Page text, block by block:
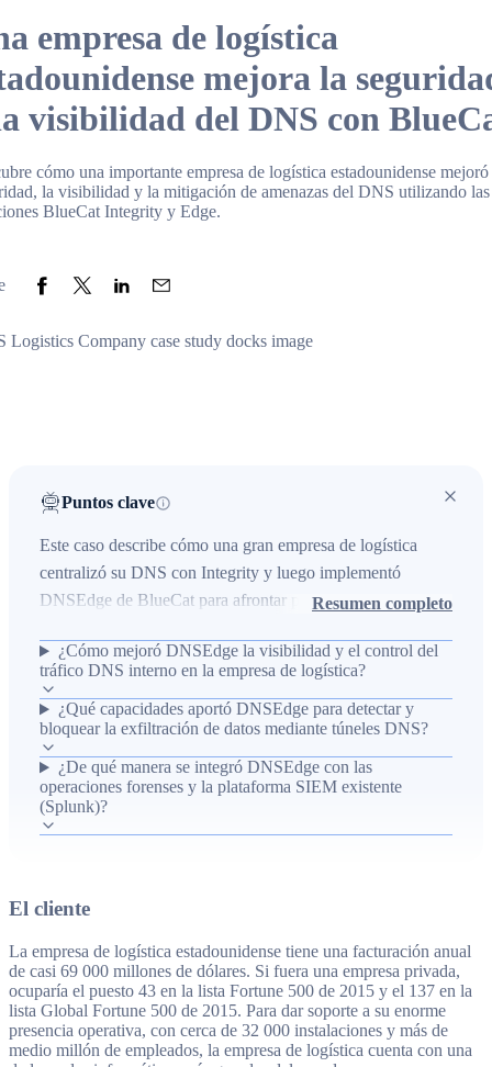
empresa de logística
mejora la
visibilidad del DNS con
cómo una importante empresa de logística estadounidense
la visibilidad y la mitigación de amenazas del DNS utilizando las
BlueCat Integrity y Edge.
Share to Facebook
Share to Twitter
Share to LinkedIn
Share to Email
Puntos clave
Este caso describe cómo una gran empresa de logística
centralizó su DNS con Integrity y luego implementó
DNSEdge de BlueCat para afrontar problemas de
instalaciones y más de medio millón de empleados. El reto
incluía falta de visibilidad del tráfico interno, fuga de datos
por túneles DNS, supervisión limitada de la red de
invitados y dificultades en investigaciones forenses y en
incorporar datos DNS a Splunk; DNSEdge proporcionó
visibilidad este-oeste y norte-sur, registros exhaustivos y
políticas de seguridad aplicables a redes internas y de
exfiltración, reducción del tiempo de investigación forense
datos DNS en Splunk para respuesta en tiempo real.
Resumen completo
¿Cómo mejoró DNSEdge la visibilidad y el control del
tráfico DNS interno en la empresa de logística?
¿Qué capacidades aportó DNSEdge para detectar y
bloquear la exfiltración de datos mediante túneles DNS?
¿De qué manera se integró DNSEdge con las
operaciones forenses y la plataforma SIEM existente
(Splunk)?
El cliente
La empresa de logística estadounidense tiene una facturación anual
de casi 69 000 millones de dólares. Si fuera una empresa privada,
ocuparía el puesto 43 en la lista Fortune 500 de 2015 y el 137 en la
lista Global Fortune 500 de 2015. Para dar soporte a su enorme
presencia operativa, con cerca de 32 000 instalaciones y más de
medio millón de empleados, la empresa de logística cuenta con una